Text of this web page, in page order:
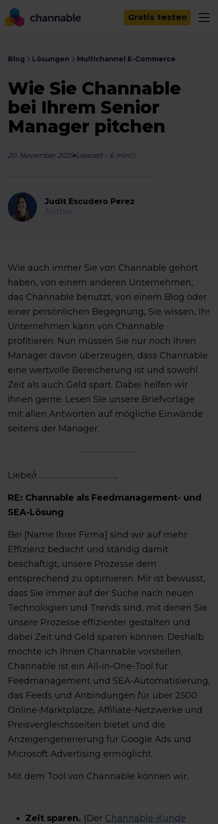
Gratis testen
Blog Lösungen Multichannel E-Commerce
Wie Sie Channable
bei Ihrem Senior
Manager pitchen
20. November 2025 Lesezeit - 6 min
Judit Escudero Perez
Author
Wie auch immer Sie von Channable gehört
haben, von einem anderen Unternehmen,
das Channable benutzt, von einem Blog oder
einer persönlichen Begegnung, Sie wissen, Ihr
Unternehmen kann von Channable
profitieren. Nun müssen Sie nur noch Ihren
Manager davon überzeugen, dass Channable
eine wertvolle Bereicherung ist und sowohl
Zeit als auch Geld spart. Dabei helfen wir
Ihnen gerne. Lesen SIe unsere Briefvorlage
mit allen Antworten auf mögliche Einwände
seitens der Manager.
Liebe/r…………………………..…………,
RE: Channable als Feedmanagement- und
SEA-Lösung
Bei [Name Ihrer Firma] sind wir auf mehr
Effizienz bedacht und ständig damit
beschäftigt, unsere Prozesse dem
entsprechend zu optimieren. Mir ist bewusst,
dass Sie immer auf der Suche nach neuen
Technologien und Trends sind, mit denen Sie
unsere Prozesse effizienter gestalten und
dabei Zeit und Geld sparen können. Deshalb
möchte ich Ihnen Channable vorstellen.
Channable ist ein All-in-One-Tool für
Feedmanagement und SEA-Automatisierung,
das Feeds und Anbindungen für über 2500
Online-Marktplätze, Affiliate-Netzwerke und
Preisvergleichsseiten bietet und die
Anzeigengenerierung für Google Ads und
Microsoft Advertising ermöglicht.
Mit dem Tool von Channable können wir:
Zeit sparen. (Der Channable-Kunde